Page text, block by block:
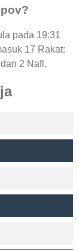
pada 19:31
17 Rakat:
2 Nafl.